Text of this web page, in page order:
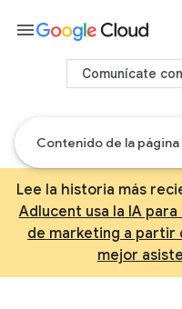
Contenido de la página
Lee la historia más
Adlucent usa la IA
de marketing a partir
mejor
menu
Comunícate